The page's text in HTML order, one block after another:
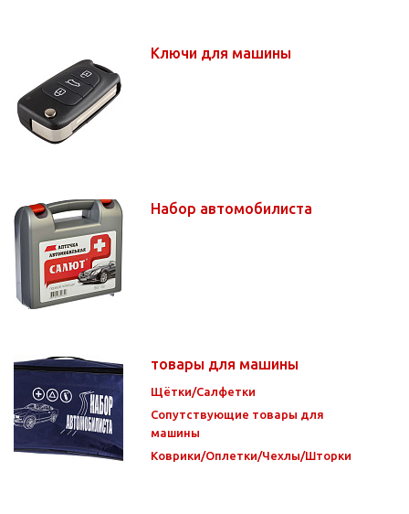
Ключи для машины
Набор автомобилиста
товары для машины
Щётки/Салфетки
Сопутствующие товары для
машины
Коврики/Оплетки/Чехлы/Шторки